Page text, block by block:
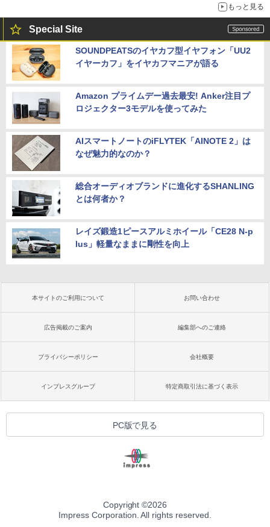
もっと見る
Special Site
SOUNDPEATSのイヤカフ型イヤフォン「UU2
イヤーカフ」をイヤカフマニアが語る
Amazon プライムデー過去最安! Anker注目プ
ロジェクター3モデルを使ってみた
AIスマートノートのiFLYTEK「AINOTE 2」は
なぜ魅力的なのか？
総合オーディオブランドに進化するSHANLING
とは何者か？
レイズ鍛造1ピースアルミホイール「CE28 N-p
lus」軽量なままに剛性を向上
本サイトのご利用について お問い合わせ
広告掲載のご案内 編集部へのご連絡
プライバシーポリシー 会社概要
インプレスグループ 特定商取引法に基づく表示
PC版で見る
Copyright ©2026
Impress Corporation. All rights reserved.